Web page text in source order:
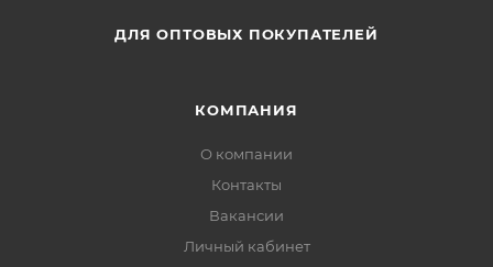
ДЛЯ ОПТОВЫХ ПОКУПАТЕЛЕЙ
КОМПАНИЯ
О компании
Контакты
Вакансии
Личный кабинет